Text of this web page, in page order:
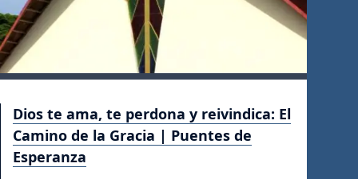
Dios te ama, te perdona y reivindica: El
Camino de la Gracia | Puentes de
Esperanza